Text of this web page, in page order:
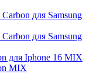
для Samsung
для Samsung
для Iphone 16 MIX
MIX